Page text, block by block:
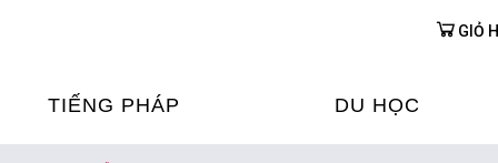
TIẾNG PHÁP DU HỌC
GIỎ